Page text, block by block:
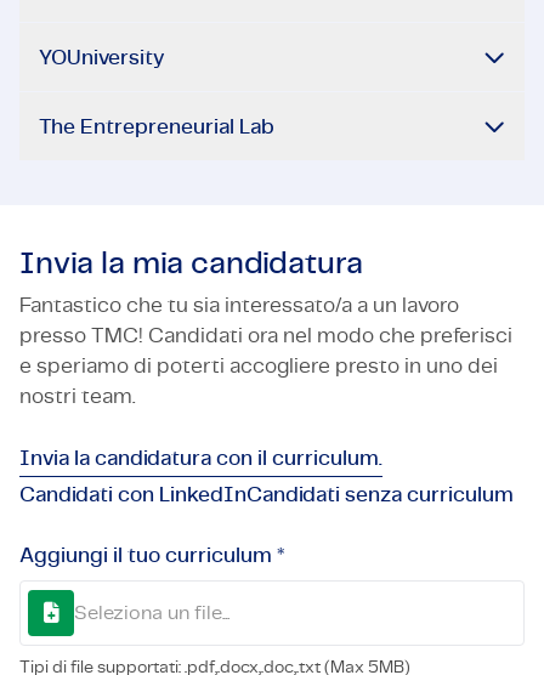
YOUniversity
The Entrepreneurial Lab
Invia la mia candidatura
Fantastico che tu sia interessato/a a un lavoro
presso TMC! Candidati ora nel modo che preferisci
e speriamo di poterti accogliere presto in uno dei
nostri team.
Invia la candidatura con il curriculum.
Candidati con LinkedInCandidati senza curriculum
Aggiungi il tuo curriculum *
Seleziona un file...
Tipi di file supportati: .pdf,.docx,.doc,.txt (Max 5MB)